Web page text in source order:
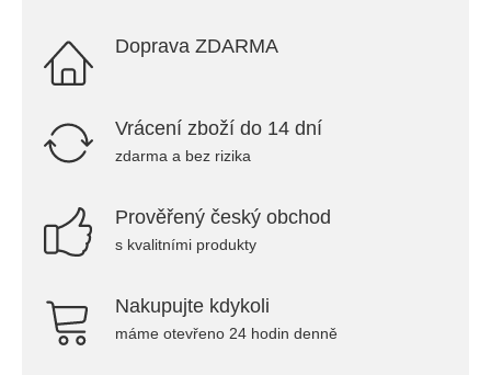
Doprava ZDARMA
Vrácení zboží do 14 dní
zdarma a bez rizika
Prověřený český obchod
s kvalitními produkty
Nakupujte kdykoli
máme otevřeno 24 hodin denně